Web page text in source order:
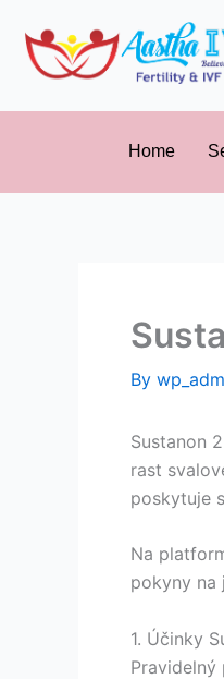
content
Home
By
Sustanon
rast
poskytuje
Na
pokyny na
1. Účinky